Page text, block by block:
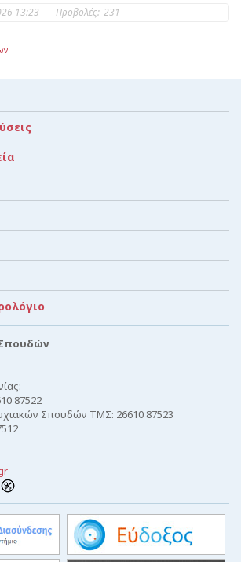
13:23 | Προβολές: 231
87522
Σπουδών ΤΜΣ: 26610 87523